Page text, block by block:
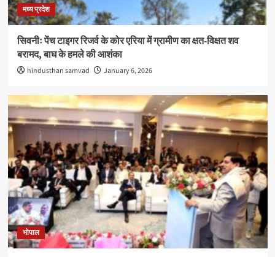
मध्य प्रदेश
सिवनीः पेंच टाइगर रिजर्व के कोर एरिया में ग्रामीण का क्षत-विक्षत शव
बरामद, बाघ के हमले की आशंका
hindusthan samvad January 6, 2026
भोपाल